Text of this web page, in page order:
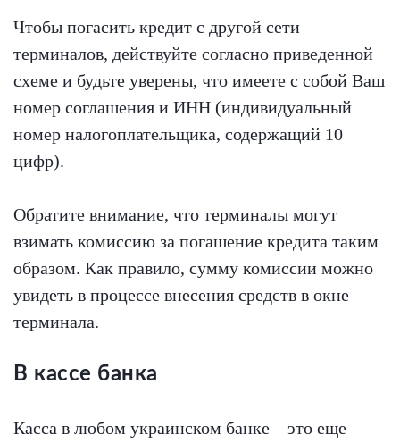
Чтобы погасить кредит с другой сети
терминалов, действуйте согласно приведенной
схеме и будьте уверены, что имеете с собой Ваш
номер соглашения и ИНН (индивидуальный
номер налогоплательщика, содержащий 10
цифр).
Обратите внимание, что терминалы могут
взимать комиссию за погашение кредита таким
образом. Как правило, сумму комиссии можно
увидеть в процессе внесения средств в окне
терминала.
В кассе банка
Касса в любом украинском банке – это еще